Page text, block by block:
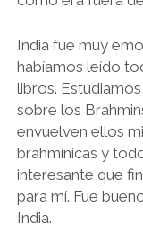
India fue muy
habíamos leído
libros.
sobre los
envuelven ellos
brahmínicas y
interesante que
para mí. Fue
India.